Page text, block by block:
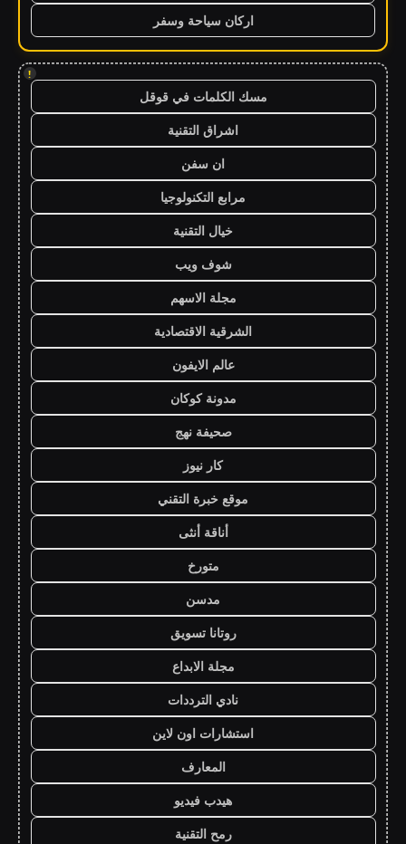
اركان سياحة وسفر
!
مسك الكلمات في قوقل
اشراق التقنية
ان سفن
مرابع التكنولوجيا
خيال التقنية
شوف ويب
مجلة الاسهم
الشرقية الاقتصادية
عالم الايفون
مدونة كوكان
صحيفة نهج
كار نيوز
موقع خبرة التقني
أناقة أنثى
متورخ
مدسن
روتانا تسويق
مجلة الابداع
نادي الترددات
استشارات اون لاين
المعارف
هيدب فيديو
رمح التقنية